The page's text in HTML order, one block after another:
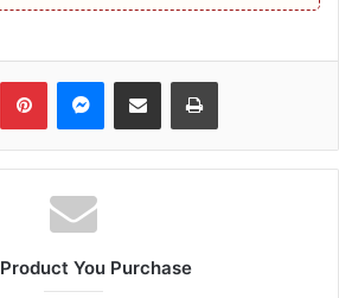
PinterestMessenger
Share via Email Print
You Purchase